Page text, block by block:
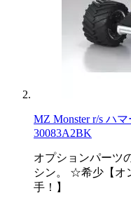
MZ Monster r/s ハ
30083A2BK
オプションパーツ
シン。 ☆希少【オ
手！】